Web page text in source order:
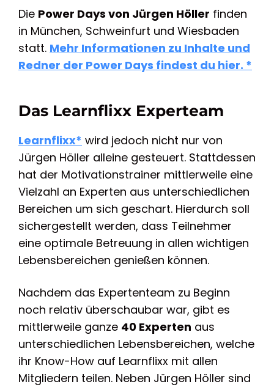
Die Power Days von Jürgen Höller finden
in München, Schweinfurt und Wiesbaden
statt. Mehr Informationen zu Inhalte und
Redner der Power Days findest du hier. *
Das Learnflixx Experteam
Learnflixx* wird jedoch nicht nur von
Jürgen Höller alleine gesteuert. Stattdessen
hat der Motivationstrainer mittlerweile eine
Vielzahl an Experten aus unterschiedlichen
Bereichen um sich geschart. Hierdurch soll
sichergestellt werden, dass Teilnehmer
eine optimale Betreuung in allen wichtigen
Lebensbereichen genießen können.
Nachdem das Expertenteam zu Beginn
noch relativ überschaubar war, gibt es
mittlerweile ganze 40 Experten aus
unterschiedlichen Lebensbereichen, welche
ihr Know-How auf Learnflixx mit allen
Mitgliedern teilen. Neben Jürgen Höller sind